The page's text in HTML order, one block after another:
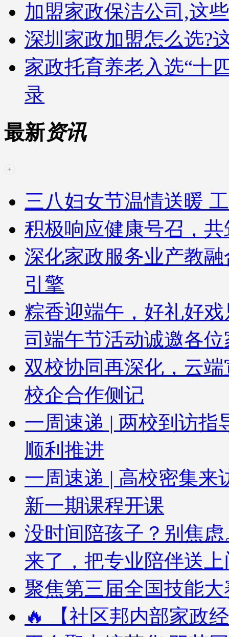
加盟家政保洁公司,这
深圳家政加盟怎么选?
家政托育养老入选“十
录
最新资讯
三八妇女节温情送暖
积极响应健康号召，
深化家政服务业产教
引擎
粽香迎端午，好礼好
司端午节活动诚邀各
双校协同再深化，云
校企合作侧记
一周速递 | 两校到访指
顺利推进
一周速递 | 高校密集来
新一期课程开课
没时间陪孩子？别焦
来了，把专业陪伴送上
聚焦第三届全国技能
🔥 【社区邦内部家政